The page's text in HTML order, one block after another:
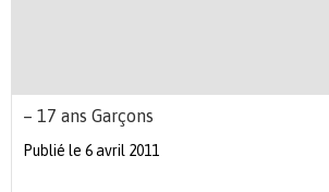
– 17 ans Garçons
Publié le 6 avril 2011